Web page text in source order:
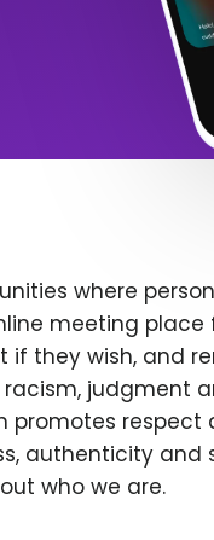
where
meeting place
if they wish, and
judgment
promotes respect
authenticity and
who we are.